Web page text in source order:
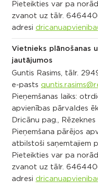
Pieteikties var pa
zvanot uz tālr.
adresi
Vietnieks plānošanas
jautājumos
Guntis Rasims, tālr.
e-pasts
Pieņemšanas laiks:
apvienības pārvaldes
Dricānu pag., Rēzeknes
Pieņemšana pārējos
atbilstoši saņemtajiem
Pieteikties var pa
zvanot uz tālr.
adresi